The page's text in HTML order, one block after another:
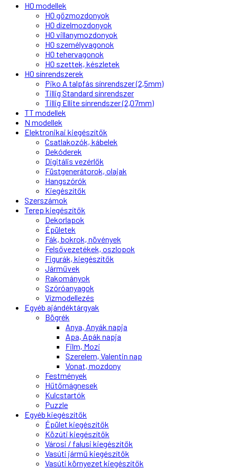
H0 modellek
H0 gőzmozdonyok
H0 dízelmozdonyok
H0 villanymozdonyok
H0 személyvagonok
H0 tehervagonok
H0 szettek, készletek
H0 sínrendszerek
Piko A talpfás sínrendszer (2,5mm)
Tillig Standard sínrendszer
Tillig Ellite sínrendszer (2,07mm)
TT modellek
N modellek
Elektronikai kiegészítők
Csatlakozók, kábelek
Dekóderek
Digitális vezérlők
Füstgenerátorok, olajak
Hangszórók
Kiegészítők
Szerszámok
Terep kiegészítők
Dekorlapok
Épületek
Fák, bokrok, növények
Felsővezetékek, oszlopok
Figurák, kiegészítők
Járművek
Rakományok
Szóróanyagok
Vízmodellezés
Egyéb ajándéktárgyak
Bögrék
Anya, Anyák napja
Apa, Apák napja
Film, Mozi
Szerelem, Valentin nap
Vonat, mozdony
Festmények
Hűtőmágnesek
Kulcstartók
Puzzle
Egyéb kiegészítők
Épület kiegészítők
Közúti kiegészítők
Városi / falusi kiegészítők
Vasúti jármű kiegészítők
Vasúti környezet kiegészítők